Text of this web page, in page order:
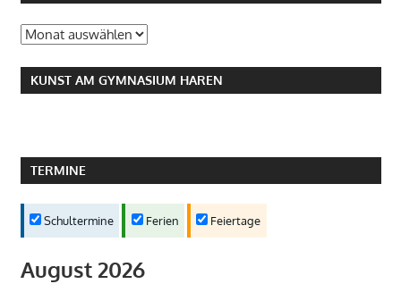
Archiv
KUNST AM GYMNASIUM HAREN
TERMINE
Schultermine Ferien Feiertage
August 2026